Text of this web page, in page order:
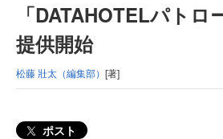
「DATAHOTELパトロ
提供開始
松藤 壯太（編集部） [著]
ポスト